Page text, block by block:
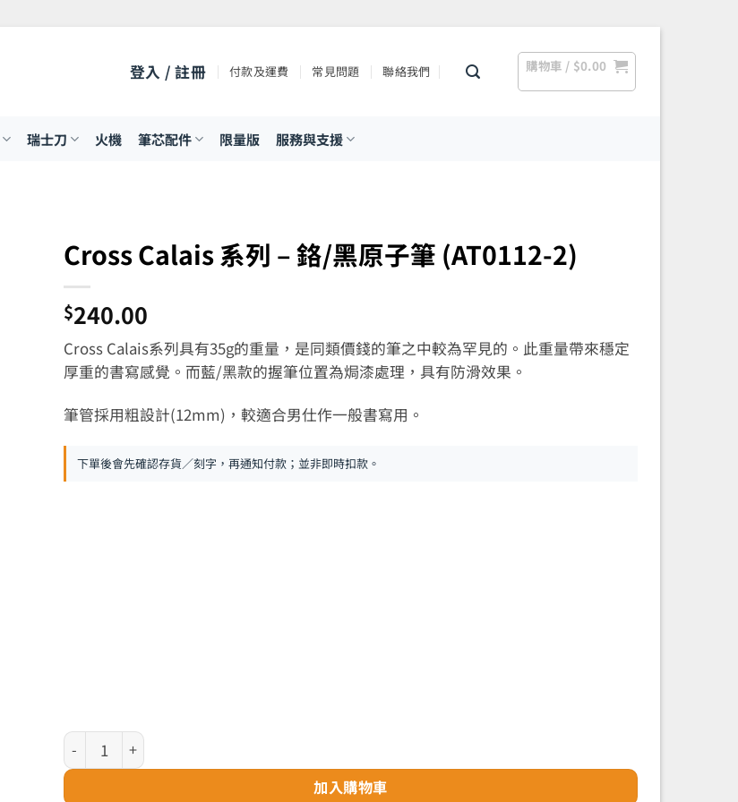
登入 / 註冊 付款及運費 常見問題 聯絡我們 購物車 / $0.00
瑞士刀 火機 筆芯配件 限量版 服務與支援
Cross Calais 系列 – 鉻/黑原子筆 (AT0112-2)
$240.00
Cross Calais系列具有35g的重量，是同類價錢的筆之中較為罕見的。此重量帶來穩定
厚重的書寫感覺。而藍/黑款的握筆位置為焗漆處理，具有防滑效果。
筆管採用粗設計(12mm)，較適合男仕作一般書寫用。
下單後會先確認存貨／刻字，再通知付款；並非即時扣款。
Cross Calais 系列 - 鉻/黑原子筆 (AT0112-2) 數量
加入購物車